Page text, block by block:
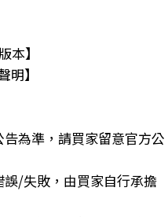
本】
明】
為準，請買家留意官方公
/失敗，由買家自行承擔